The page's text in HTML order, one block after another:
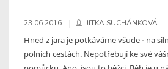
23.06.2016 JITKA SUCHÁNKOVÁ
Hned z jara je potkáváme všude - na
polních cestách. Nepotřebují ke své